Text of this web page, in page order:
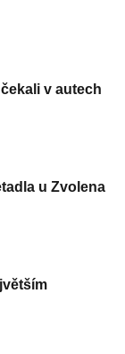
v autech
u Zvolena